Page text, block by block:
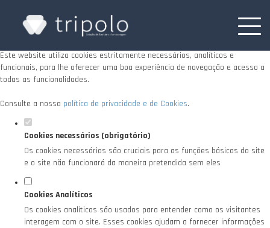
Defina as suas preferências de cookies para
este website.
Este website utiliza cookies estritamente necessários, analíticos e
funcionais, para lhe oferecer uma boa experiência de navegação e acesso a
todas as funcionalidades.
Consulte a nossa política de privacidade e de Cookies.
Cookies necessários (obrigatório)
Os cookies necessários são cruciais para as funções básicas do site
e o site não funcionará da maneira pretendida sem eles
Cookies Analíticos
Os cookies analíticos são usados para entender como os visitantes
interagem com o site. Esses cookies ajudam a fornecer informações